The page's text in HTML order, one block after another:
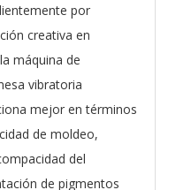
por
creativa en
máquina de
vibratoria
mejor en términos
de moldeo,
del
de pigmentos